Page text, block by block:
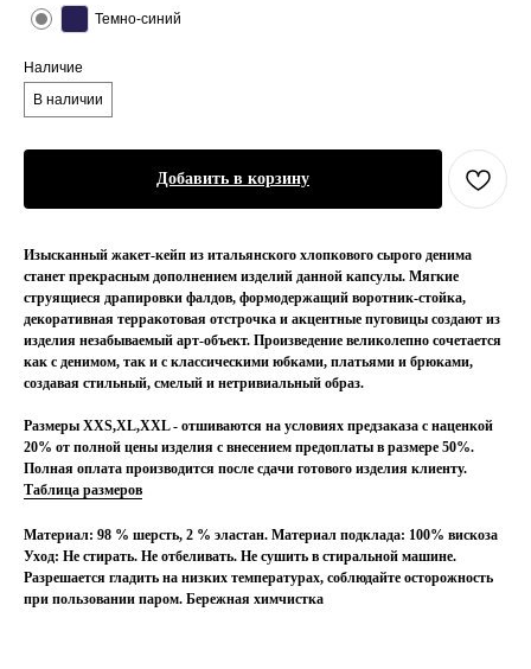
Темно-синий
Наличие
В наличии
Добавить в корзину
Изысканный жакет-кейп из итальянского хлопкового сырого денима
станет прекрасным дополнением изделий данной капсулы. Мягкие
струящиеся драпировки фалдов, формодержащий воротник-стойка,
декоративная терракотовая отстрочка и акцентные пуговицы создают из
изделия незабываемый арт-объект. Произведение великолепно сочетается
как с денимом, так и с классическими юбками, платьями и брюками,
создавая стильный, смелый и нетривиальный образ.
Размеры XXS,XL,XXL - отшиваются на условиях предзаказа с наценкой
20% от полной цены изделия с внесением предоплаты в размере 50%.
Полная оплата производится после сдачи готового изделия клиенту.
Таблица размеров
Материал: 98 % шерсть, 2 % эластан. Материал подклада: 100% вискоза
Уход: Не стирать. Не отбеливать. Не сушить в стиральной машине.
Разрешается гладить на низких температурах, соблюдайте осторожность
при пользовании паром. Бережная химчистка